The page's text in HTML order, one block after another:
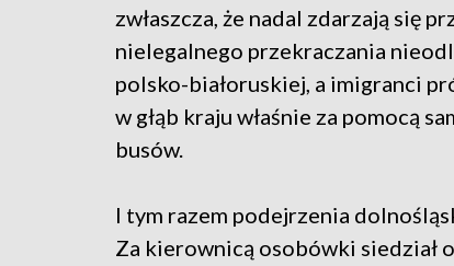
zwłaszcza, że nadal zdarzają się
nielegalnego przekraczania
polsko-białoruskiej, a imigranci
w głąb kraju właśnie za pomocą
busów.
I tym razem podejrzenia
Za kierownicą osobówki siedział